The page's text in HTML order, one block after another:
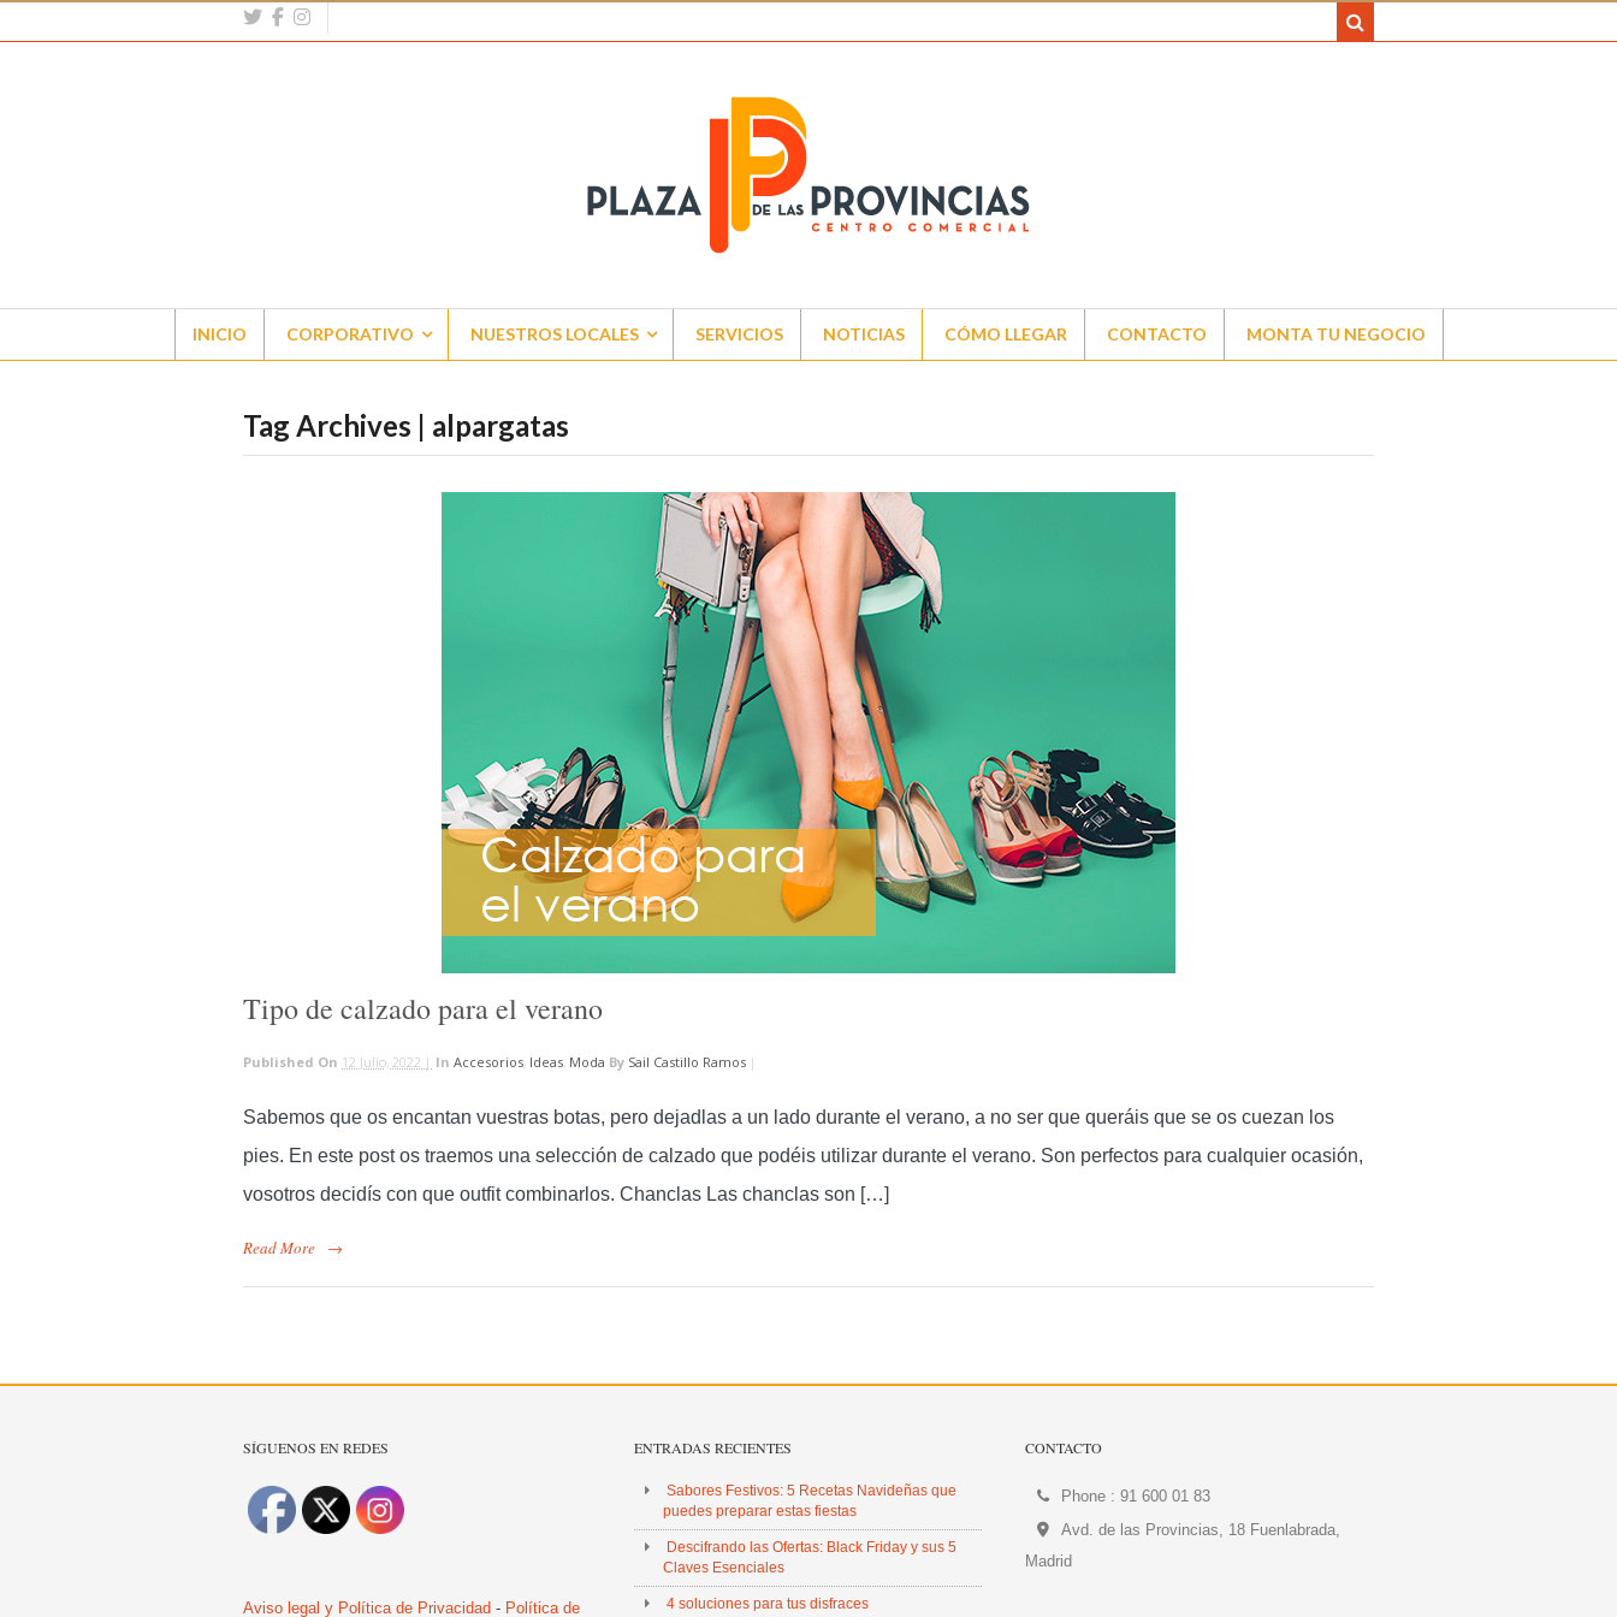
INICIO CORPORATIVO NUESTROS LOCALES SERVICIOS NOTICIAS CÓMO LLEGAR CONTACTO MONTA TU NEGOCIO
Tag Archives | alpargatas
Tipo de calzado para el verano
Published On 12 Julio, 2022 | In Accesorios, Ideas, Moda By Sail Castillo Ramos |
Sabemos que os encantan vuestras botas, pero dejadlas a un lado durante el verano, a no ser que queráis que se os cuezan los
pies. En este post os traemos una selección de calzado que podéis utilizar durante el verano. Son perfectos para cualquier ocasión,
vosotros decidís con que outfit combinarlos. Chanclas Las chanclas son […]
Read More →
SÍGUENOS EN REDES
Aviso legal y Política de Privacidad - Política de
ENTRADAS RECIENTES
Sabores Festivos: 5 Recetas Navideñas que
puedes preparar estas fiestas
Descifrando las Ofertas: Black Friday y sus 5
Claves Esenciales
4 soluciones para tus disfraces
CONTACTO
Phone : 91 600 01 83
Avd. de las Provincias, 18 Fuenlabrada,
Madrid